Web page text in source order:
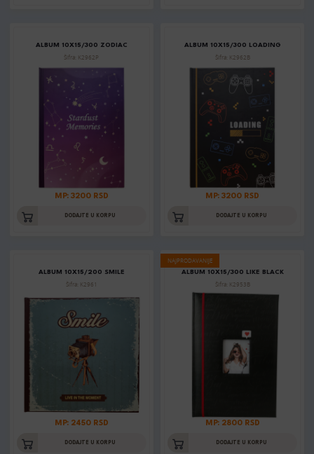
ALBUM 10X15/300 ZODIAC
Šifra: K2962P
MP: 3200 RSD
DODAJTE U KORPU
ALBUM 10X15/300 LOADING
Šifra: K2962B
MP: 3200 RSD
DODAJTE U KORPU
ALBUM 10X15/200 SMILE
Šifra: K2961
MP: 2450 RSD
DODAJTE U KORPU
NAJPRODAVANIJE
ALBUM 10X15/300 LIKE BLACK
Šifra: K2953B
MP: 2800 RSD
DODAJTE U KORPU